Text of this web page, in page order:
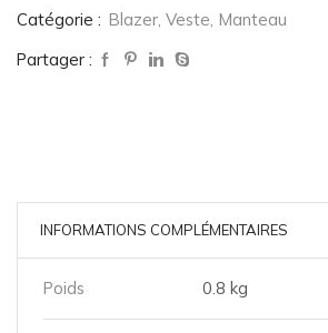
Catégorie : Blazer, Veste, Manteau
Partager :
INFORMATIONS COMPLÉMENTAIRES
Poids 0.8 kg